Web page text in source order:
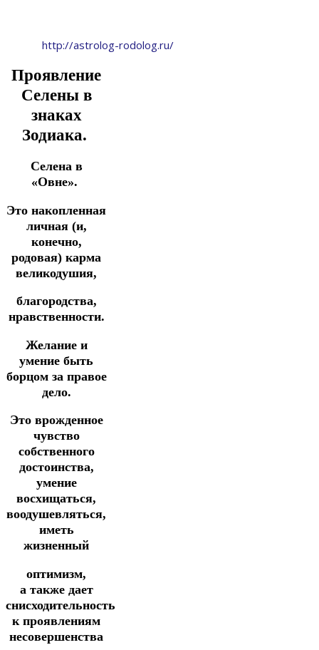
http://astrolog-rodolog.ru/
Проявление
Селены в
знаках
Зодиака.
Селена в
«Овне».
Это накопленная
личная (и,
конечно,
родовая) карма
великодушия,
благородства,
нравственности.
Желание и
умение быть
борцом за правое
дело.
Это врожденное
чувство
собственного
достоинства,
умение
восхищаться,
воодушевляться,
иметь
жизненный
оптимизм,
а также дает
снисходительность
к проявлениям
несовершенства